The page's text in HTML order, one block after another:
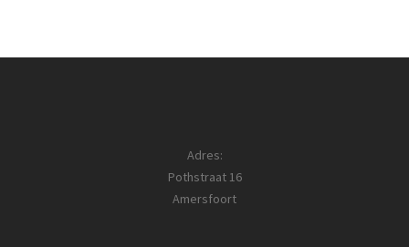
Adres:
Pothstraat 16
Amersfoort